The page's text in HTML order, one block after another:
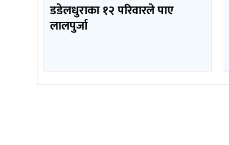
डडेलधुराका १२ परिवारले पाए
लालपुर्जा